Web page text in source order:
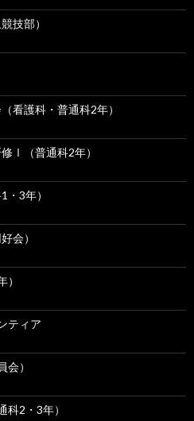
技部）
看護科・普通科2年）
Ⅰ（普通科2年）
3年）
会）
ティア
）
科2・3年）